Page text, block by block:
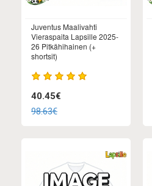
Juventus Maalivahti
Vieraspaita Lapsille 2025-
26 Pitkähihainen (+
shortsit)
40.45€
98.63€